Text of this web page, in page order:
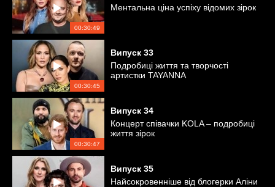
00:30:49
Ментальна ціна успіху відомих зірок
00:30:45
Випуск 33
Подробиці життя та творчості
артистки TAYANNA
00:30:47
Випуск 34
Концерт співачки KOLA – подробиці
життя зірок
Випуск 35
Найсокровенніше від блогерки Аліни